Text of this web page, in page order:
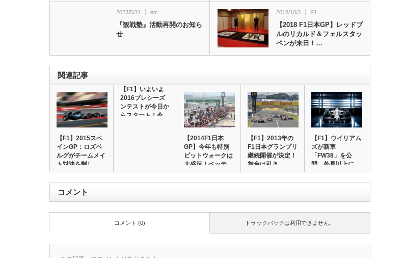
2023/5/31 etc
『観戦塾』活動再開のお知ら
せ
2018/10/3 F1
【2018 F1日本GP】レッドブ
ルのリカルド＆フェルスタッ
ペンが来日！…
関連記事
【F1】2015スペ
インGP：ロズベ
ルグがチームメイ
ト対決を制し…
【F1】いよいよ
2016プレシーズ
ンテストが今日か
らスタート！今…
【2014F1日本
GP】今年も特別
ピットウォークは
大盛況！ベッテ…
【F1】2013年の
F1日本グランプリ
継続開催が決定！
舞台は引き…
【F1】ウイリアム
ズが新車
「FW38」を公
開、外見以上に
R…
コメント
トラックバックは利用できません。
コメント (0)